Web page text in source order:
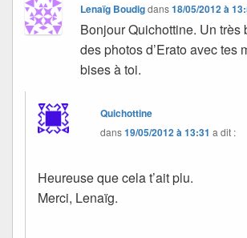
Lenaïg Boudigdans18/05/2012 à
Bonjour Quichottine. Un très
des photos d’Erato avec tes
bises à toi.
Quichottine
dans19/05/2012 à 13:31 a dit :
Heureuse que cela t’ait plu.
Merci, Lenaïg.